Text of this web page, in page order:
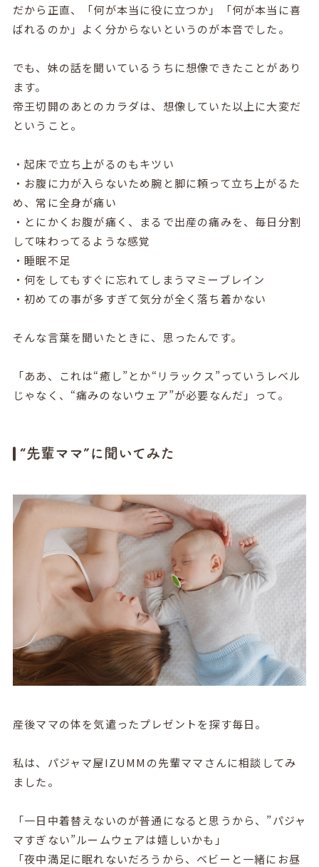
だから正直、「何が本当に役に立つか」「何が本当に喜
ばれるのか」よく分からないというのが本音でした。
でも、妹の話を聞いているうちに想像できたことがあり
ます。
帝王切開のあとのカラダは、想像していた以上に大変だ
ということ。
・起床で立ち上がるのもキツい
・お腹に力が入らないため腕と脚に頼って立ち上がるた
め、常に全身が痛い
・とにかくお腹が痛く、まるで出産の痛みを、毎日分割
して味わってるような感覚
・睡眠不足
・何をしてもすぐに忘れてしまうマミーブレイン
・初めての事が多すぎて気分が全く落ち着かない
そんな言葉を聞いたときに、思ったんです。
「ああ、これは“癒し”とか“リラックス”っていうレベル
じゃなく、“痛みのないウェア”が必要なんだ」って。
“先輩ママ”に聞いてみた
産後ママの体を気遣ったプレゼントを探す毎日。
私は、パジャマ屋IZUMMの先輩ママさんに相談してみ
ました。
「一日中着替えないのが普通になると思うから、”パジャ
マすぎない”ルームウェアは嬉しいかも」
「夜中満足に眠れないだろうから、ベビーと一緒にお昼